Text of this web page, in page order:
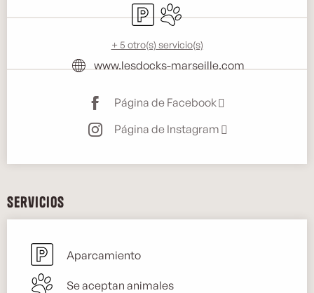
Aparcamiento
Se aceptan animales
+ 5 otro(s) servicio(s)
www.lesdocks-marseille.com
Página de Facebook
Página de Instagram
Servicios
Aparcamiento
Se aceptan animales